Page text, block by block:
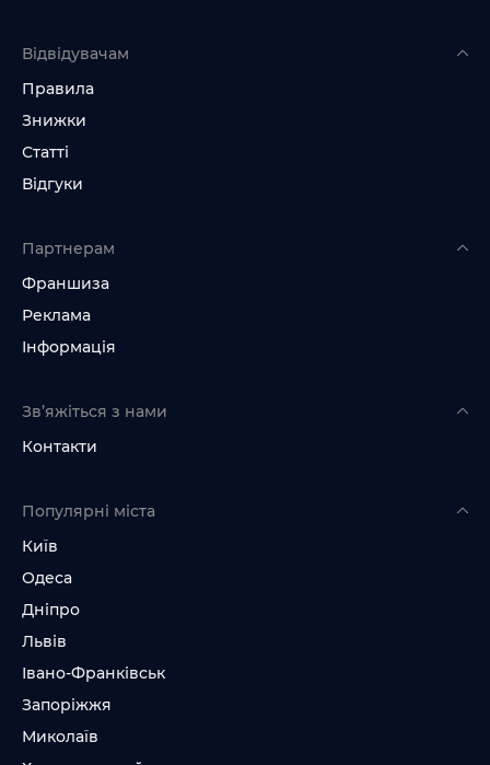
Відвідувачам
Правила
Знижки
Статті
Відгуки
Партнерам
Франшиза
Реклама
Інформація
Зв’яжіться з нами
Контакти
Популярні міста
Київ
Одеса
Дніпро
Львів
Івано-Франківськ
Запоріжжя
Миколаїв